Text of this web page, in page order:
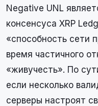
Negative UNL
консенсуса XRP
«способность сети
время частичного
«живучесть». По
если несколько
серверы настроят